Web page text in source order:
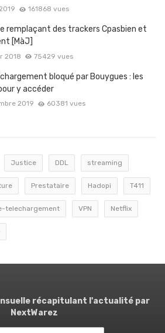
161868 vues
remplaçant des trackers Cpasbien et
[MàJ]
2018 75429 vues
bloqué par Bouygues : les
y accéder
2019 60381 vues
Justice DDL streaming
Prestataire Hadopi T411
telechargement VPN Netflix
récapitulant l'actualité par
NextWarez